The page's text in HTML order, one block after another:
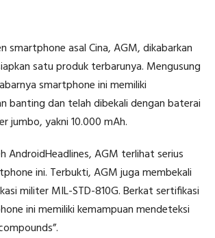
smartphone asal Cina, AGM, dikabarkan
satu produk terbarunya. Mengusung
smartphone ini memiliki
banting dan telah dibekali dengan baterai
jumbo, yakni 10.000 mAh.
AndroidHeadlines, AGM terlihat serius
ini. Terbukti, AGM juga membekali
militer MIL-STD-810G. Berkat sertifikasi
ini memiliki kemampuan mendeteksi